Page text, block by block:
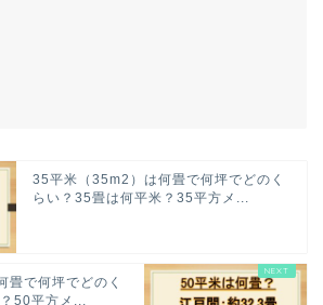
35平米（35m2）は何畳で何坪でどのく
らい？35畳は何平米？35平方メ...
畳で何坪でどのく
50平方メ...